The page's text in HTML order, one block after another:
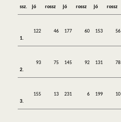
ssz. jó rossz jó rossz jó rossz
1.
122 46 177 60 153 56
2.
93 75 145 92 131 78
3.
155 13 231 6 199 10